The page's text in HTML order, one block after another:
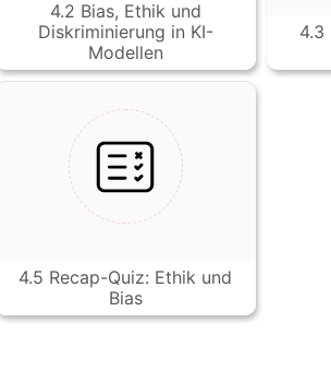
4.2 Bias, Ethik und
Diskriminierung in KI-
Modellen
4.3
4.5 Recap-Quiz: Ethik und
Bias